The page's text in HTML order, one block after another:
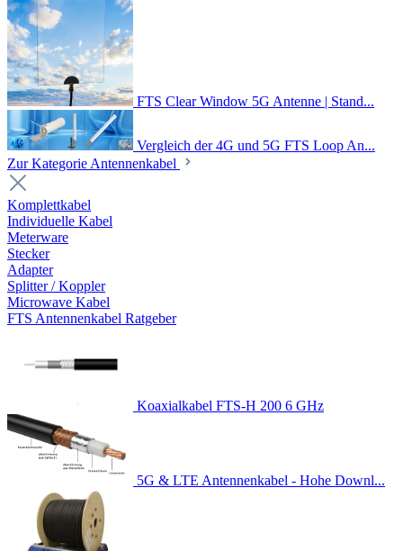
FTS Clear Window 5G Antenne | Stand...
Vergleich der 4G und 5G FTS Loop An...
Zur Kategorie Antennenkabel
Komplettkabel
Individuelle Kabel
Meterware
Stecker
Adapter
Splitter / Koppler
Microwave Kabel
FTS Antennenkabel Ratgeber
Koaxialkabel FTS-H 200 6 GHz
5G & LTE Antennenkabel - Hohe Downl...